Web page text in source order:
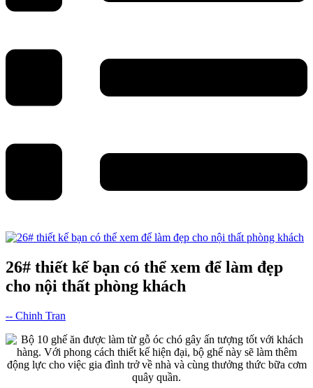
26# thiết kế bạn có thể xem để làm đẹp
cho nội thất phòng khách
-- Chinh Tran